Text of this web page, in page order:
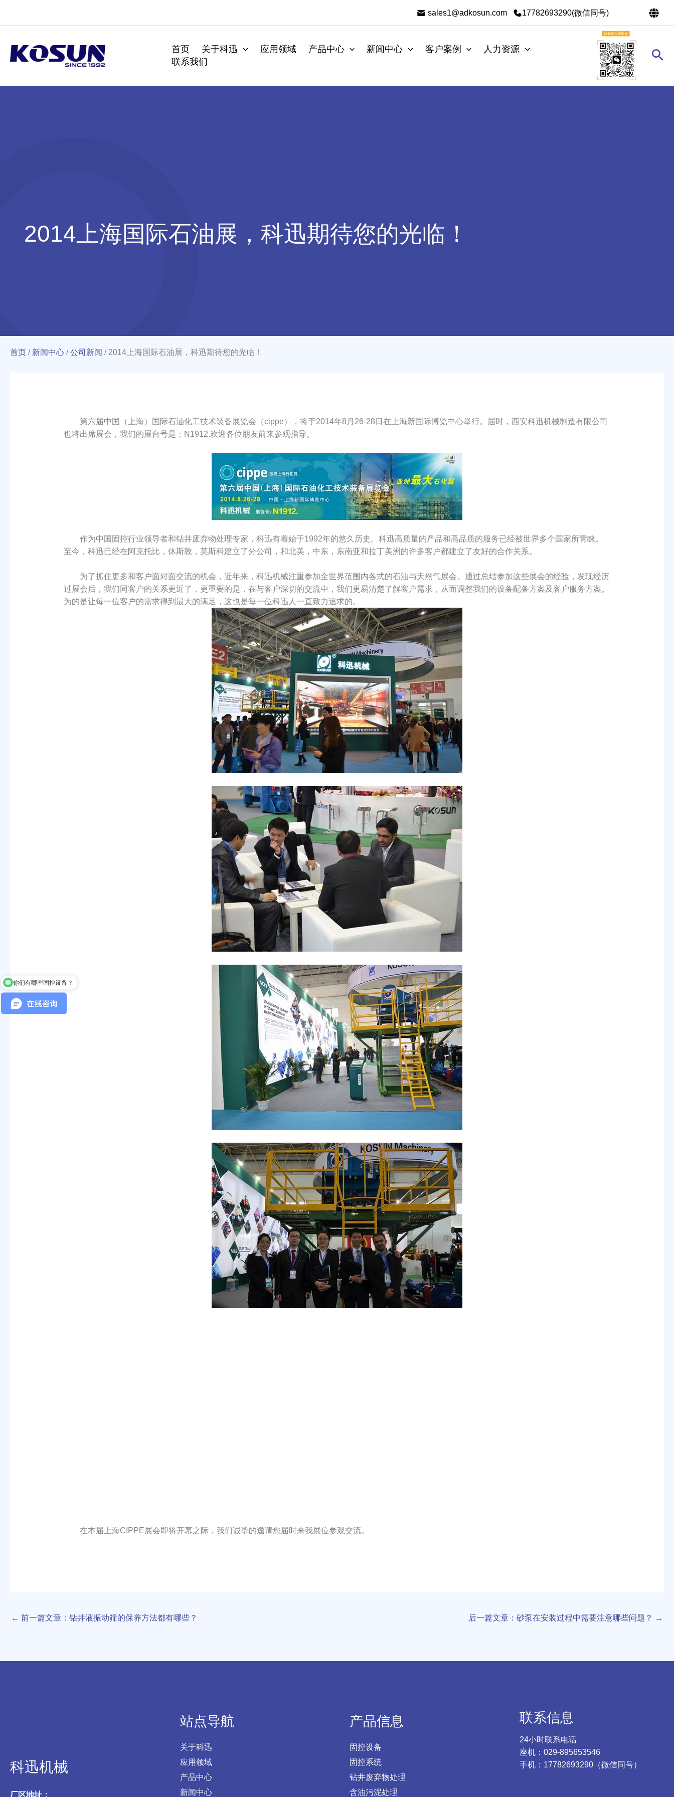
sales1@adkosun.com 17782693290(微信同号)
首页 关于科迅 应用领域 产品中心 新闻中心 客户案例
人力资源
联系我们
搜
2014上海国际石油展，科迅期待您的光临！
首页 / 新闻中心 /公司新闻 / 2014上海国际石油展，科迅期待您的光临！
第六届中国（上海）国际石油化工技术装备展览会（cippe），将于2014年8月26-28日在上海新国际博览中心举行。届时，西安科迅机械制造有限公司
也将出席展会，我们的展台号是：N1912.欢迎各位朋友前来参观指导。
作为中国固控行业领导者和钻井废弃物处理专家，科迅有着始于1992年的悠久历史。科迅高质量的产品和高品质的服务已经被世界多个国家所青睐。
至今，科迅已经在阿克托比，休斯敦，莫斯科建立了分公司，和北美，中东，东南亚和拉丁美洲的许多客户都建立了友好的合作关系。
为了抓住更多和客户面对面交流的机会，近年来，科迅机械注重参加全世界范围内各式的石油与天然气展会。通过总结参加这些展会的经验，发现经历
过展会后，我们同客户的关系更近了，更重要的是，在与客户深切的交流中，我们更易清楚了解客户需求，从而调整我们的设备配备方案及客户服务方案。
为的是让每一位客户的需求得到最大的满足，这也是每一位科迅人一直致力追求的。
在本届上海CIPPE展会即将开幕之际，我们诚挚的邀请您届时来我展位参观交流。
← 前一篇文章：钻井液振动筛的保养方法都有哪些？ 后一篇文章：砂泵在安装过程中需要注意哪些问题？ →
科迅机械
厂区地址：
站点导航
关于科迅
应用领域
产品中心
新闻中心
产品信息
固控设备
固控系统
钻井废弃物处理
含油污泥处理
联系信息
24小时联系电话
座机：029-895653546
手机：17782693290（微信同号）
你们的设备可以处理哪些物料？